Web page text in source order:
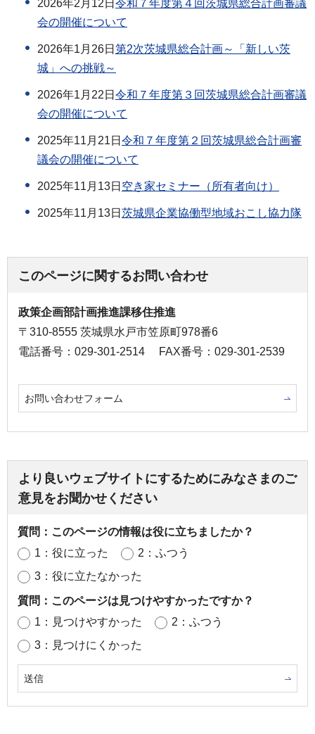
2026年2月12日 令和７年度第４回茨城県総合計画審議
会の開催について
2026年1月26日 第2次茨城県総合計画～「新しい茨
城」への挑戦～
2026年1月22日 令和７年度第３回茨城県総合計画審議
会の開催について
2025年11月21日 令和７年度第２回茨城県総合計画審
議会の開催について
2025年11月13日 空き家セミナー（所有者向け）
2025年11月13日 茨城県企業協働型地域おこし協力隊
このページに関するお問い合わせ
政策企画部計画推進課移住推進
〒310-8555 茨城県水戸市笠原町978番6
電話番号：029-301-2514
FAX番号：029-301-2539
お問い合わせフォーム
より良いウェブサイトにするためにみなさまのご
意見をお聞かせください
質問：このページの情報は役に立ちましたか？
1：役に立った
2：ふつう
3：役に立たなかった
質問：このページは見つけやすかったですか？
1：見つけやすかった
2：ふつう
3：見つけにくかった